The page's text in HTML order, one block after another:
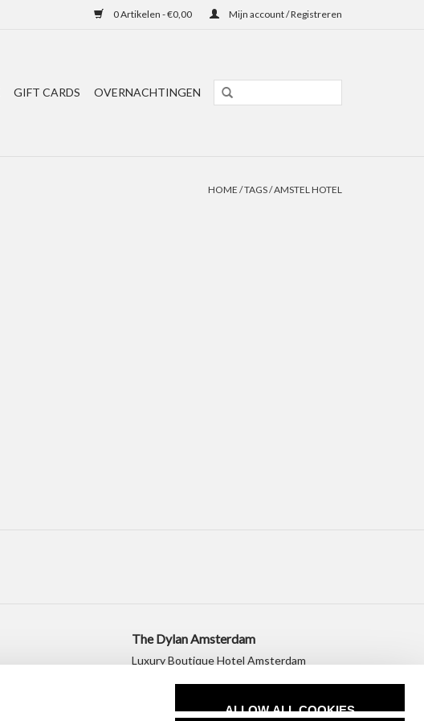
ALLOW ALL COOKIES
0 Artikelen - €0,00 Mijn account / Registreren
GIFT CARDS OVERNACHTINGEN
HOME /TAGS/AMSTEL HOTEL
The Dylan Amsterdam
Luxury Boutique Hotel Amsterdam
+31 20 530 2010
sales@dylanamsterdam.com